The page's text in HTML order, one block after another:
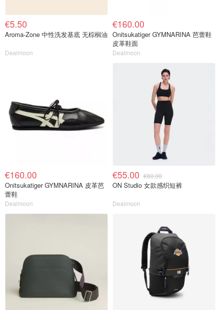
€5.50
Aroma-Zone 中性洗发基底 无棕榈油
Dealmoon
€160.00
Onitsukatiger GYMNARINA 芭蕾鞋
皮革鞋面
Dealmoon
€160.00
Onitsukatiger GYMNARINA 皮革芭
蕾鞋
Dealmoon
€55.00 €80.00
ON Studio 女款感织短裤
Dealmoon